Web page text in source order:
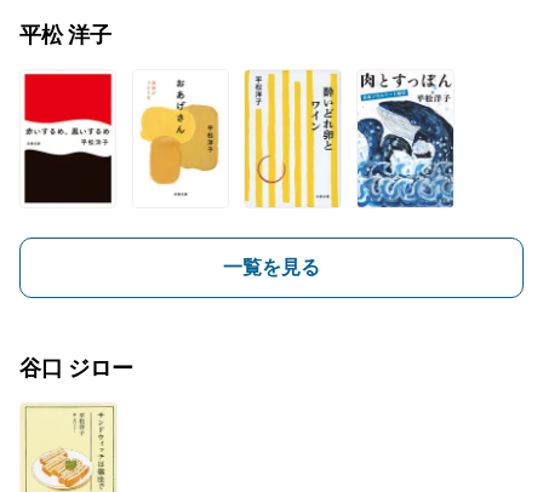
平松 洋子
一覧を見る
谷口 ジロー